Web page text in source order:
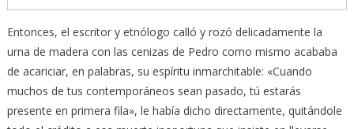
Entonces, el escritor y etnólogo calló y rozó delicadamente la
urna de madera con las cenizas de Pedro como mismo acababa
de acariciar, en palabras, su espíritu inmarchitable: «Cuando
muchos de tus contemporáneos sean pasado, tú estarás
presente en primera fila», le había dicho directamente, quitándole